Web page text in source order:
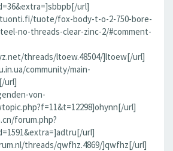
url]
tuote/fox-body-t-o-2-750-bore-
no-threads-clear-zinc-2/#comment-
threads/ltoew.48504/]ltoew[/url]
community/main-
url]
von-
url]
forum.php?
url]
threads/qwfhz.4869/]qwfhz[/url]